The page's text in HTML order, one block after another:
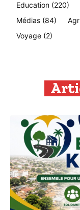
Education (220)
Médias (84)
Voyage (2)